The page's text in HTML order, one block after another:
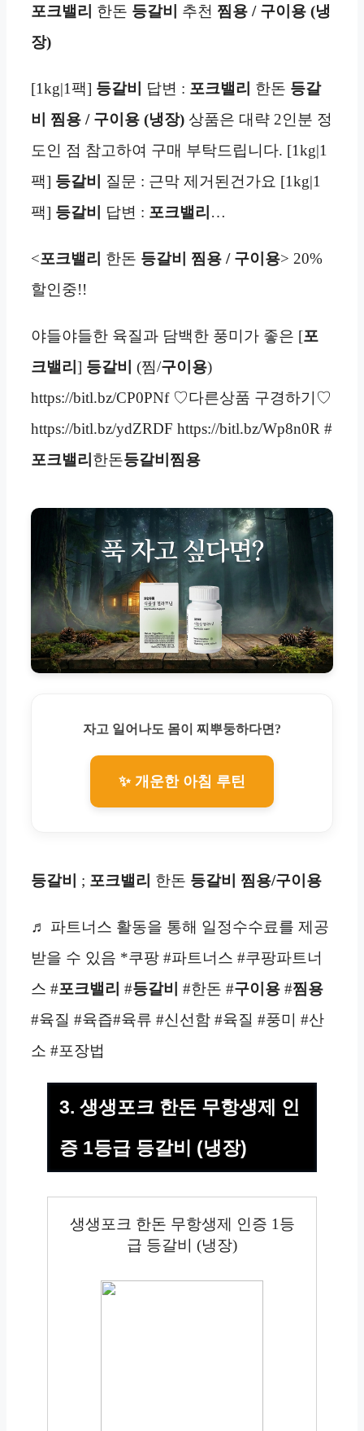
포크밸리 한돈 등갈비 추천 찜용 / 구이용 (냉
장)
[1kg|1팩] 등갈비 답변 : 포크밸리 한돈 등갈
비 찜용 / 구이용 (냉장) 상품은 대략 2인분 정
도인 점 참고하여 구매 부탁드립니다. [1kg|1
팩] 등갈비
질문 : 근막 제거된건가요 [1kg|1
팩] 등갈비 답변 : 포크밸리 …
<포크밸리 한돈 등갈비 찜용 / 구이용> 20%
할인중!!
야들야들한 육질과 담백한 풍미가 좋은 [포
크밸리 ] 등갈비 (찜/구이용)
https://bitl.bz/CP0PNf ♡다른상품 구경하기♡
https://bitl.bz/ydZRDF https://bitl.bz/Wp8n0R #
포크밸리 한돈등갈비찜용
자고 일어나도 몸이 찌뿌둥하다면?
✨ 개운한 아침 루틴
등갈비 ; 포크밸리 한돈 등갈비 찜용/구이용
♬ 파트너스 활동을 통해 일정수수료를 제공
받을 수 있음 *쿠팡 #파트너스 #쿠팡파트너
스 #포크밸리 #등갈비 #한돈 #구이용 #찜용
#육질 #육즙#육류 #신선함 #육질 #풍미 #산
소 #포장법
3. 생생포크 한돈 무항생제 인
증 1등급 등갈비 (냉장)
생생포크 한돈 무항생제 인증 1등
급 등갈비 (냉장)